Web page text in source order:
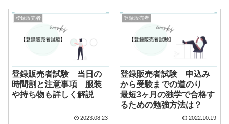
登録販売者
登録販売者試験 当日の
時間割と注意事項 服装
や持ち物も詳しく解説
2023.08.23
登録販売者
登録販売者試験 申込み
から受験までの道のり
最短3ヶ月の独学で合格す
るための勉強方法は？
2022.10.19